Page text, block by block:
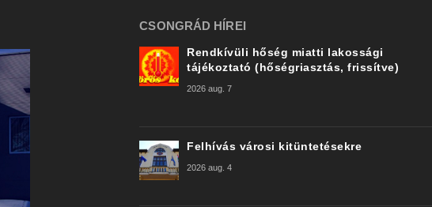
CSONGRÁD HÍREI
Rendkívüli hőség miatti lakossági
tájékoztató (hőségriasztás, frissítve)
2026 aug. 7
Felhívás városi kitüntetésekre
2026 aug. 4